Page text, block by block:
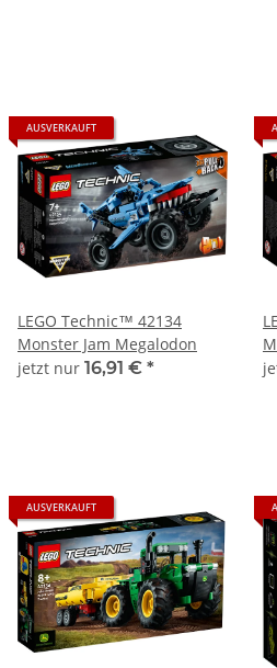
AUSVERKAUFT
LEGO Technic™ 42134
Monster Jam Megalodon
jetzt nur 16,91 € *
AUSVERKAUFT